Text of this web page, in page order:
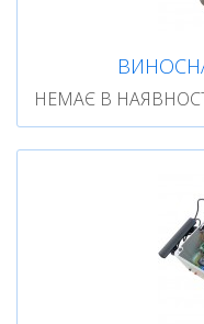
НЕМАЄ В